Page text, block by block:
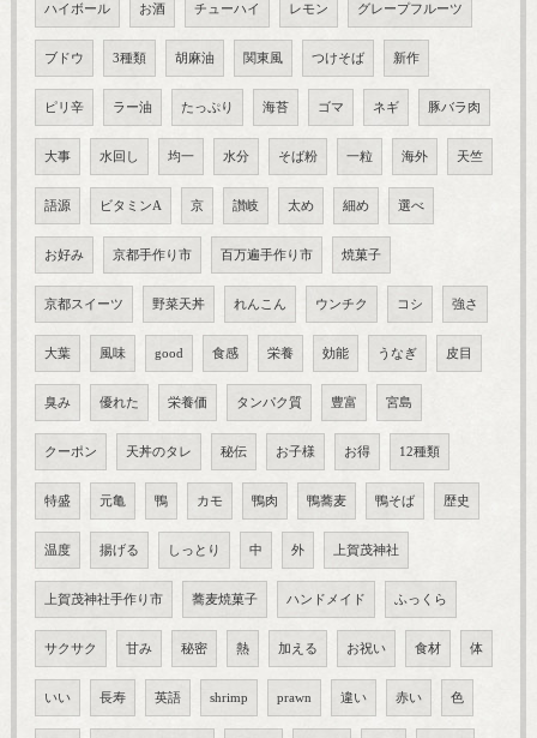
ハイボール お酒 チューハイ レモン グレープフルーツ
ブドウ 3種類 胡麻油 関東風 つけそば 新作
ピリ辛 ラー油 たっぷり 海苔 ゴマ ネギ 豚バラ肉
大事 水回し 均一 水分 そば粉 一粒 海外 天竺
語源 ビタミンA 京 讃岐 太め 細め 選べ
お好み 京都手作り市 百万遍手作り市 焼菓子
京都スイーツ 野菜天丼 れんこん ウンチク コシ 強さ
大葉 風味 good 食感 栄養 効能 うなぎ 皮目
臭み 優れた 栄養価 タンパク質 豊富 宮島
クーポン 天丼のタレ 秘伝 お子様 お得 12種類
特盛 元亀 鴨 カモ 鴨肉 鴨蕎麦 鴨そば 歴史
温度 揚げる しっとり 中 外 上賀茂神社
上賀茂神社手作り市 蕎麦焼菓子 ハンドメイド ふっくら
サクサク 甘み 秘密 熱 加える お祝い 食材 体
いい 長寿 英語 shrimp prawn 違い 赤い 色